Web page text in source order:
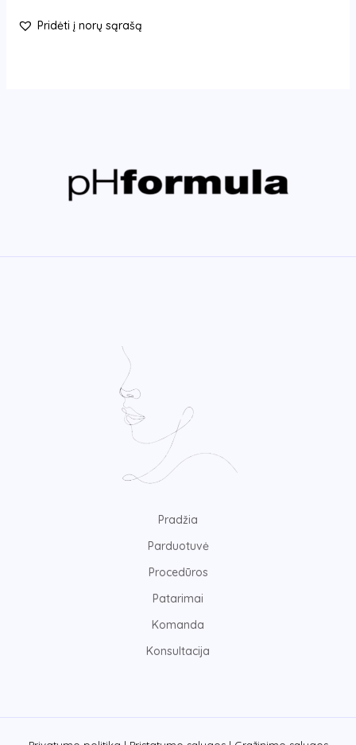
Pridėti į norų sąrašą
Pradžia
Parduotuvė
Procedūros
Patarimai
Komanda
Konsultacija